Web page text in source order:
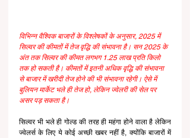
विभिन्न वैश्विक बाजारों के विश्लेषकों के अनुसार, 2025 में
सिल्वर की कीमतों में तेज वृद्धि की संभावना है। सन 2025 के
अंत तक सिल्वर की कीमत लगभग 1.25 लाख प्रति किलो
तक हो सकती है। कीमतों में इतनी अधिक वृद्धि की संभावना
से बाजार में खरीदी तेज होने की भी संभावना रहेगी। ऐसे में
बुलियन मार्केट भले ही तेज हो, लेकिन ज्वेलरी की सेल पर
असर पड़ सकता है।
सिल्वर भी भले ही गोल्ड की तरह ही महंगा होने वाला है लेकिन
ज्वेलर्स के लिए ये कोई अच्छी खबर नहीं है, क्योंकि बाजारों में